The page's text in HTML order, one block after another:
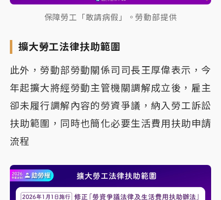
保障勞工「敢請病假」。勞動部提供
擴大勞工法律扶助範圍
此外，勞動部勞動關係司司長王厚偉表示，今
年起擴大將經勞動主管機關調解成立後，雇主
卻未履行調解內容的勞資爭議，納入勞工訴訟
扶助範圍，同時也簡化必要生活費用扶助申請
流程